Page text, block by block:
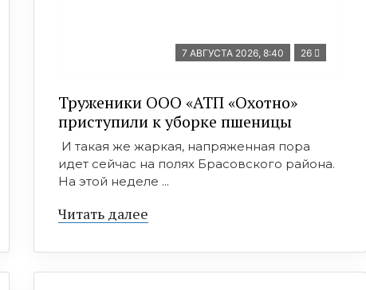
7 АВГУСТА 2026, 8:40 26
Труженики ООО «АТП «Охотно»
приступили к уборке пшеницы
И такая же жаркая, напряженная пора
идет сейчас на полях Брасовского района.
На этой неделе ...
Читать далее